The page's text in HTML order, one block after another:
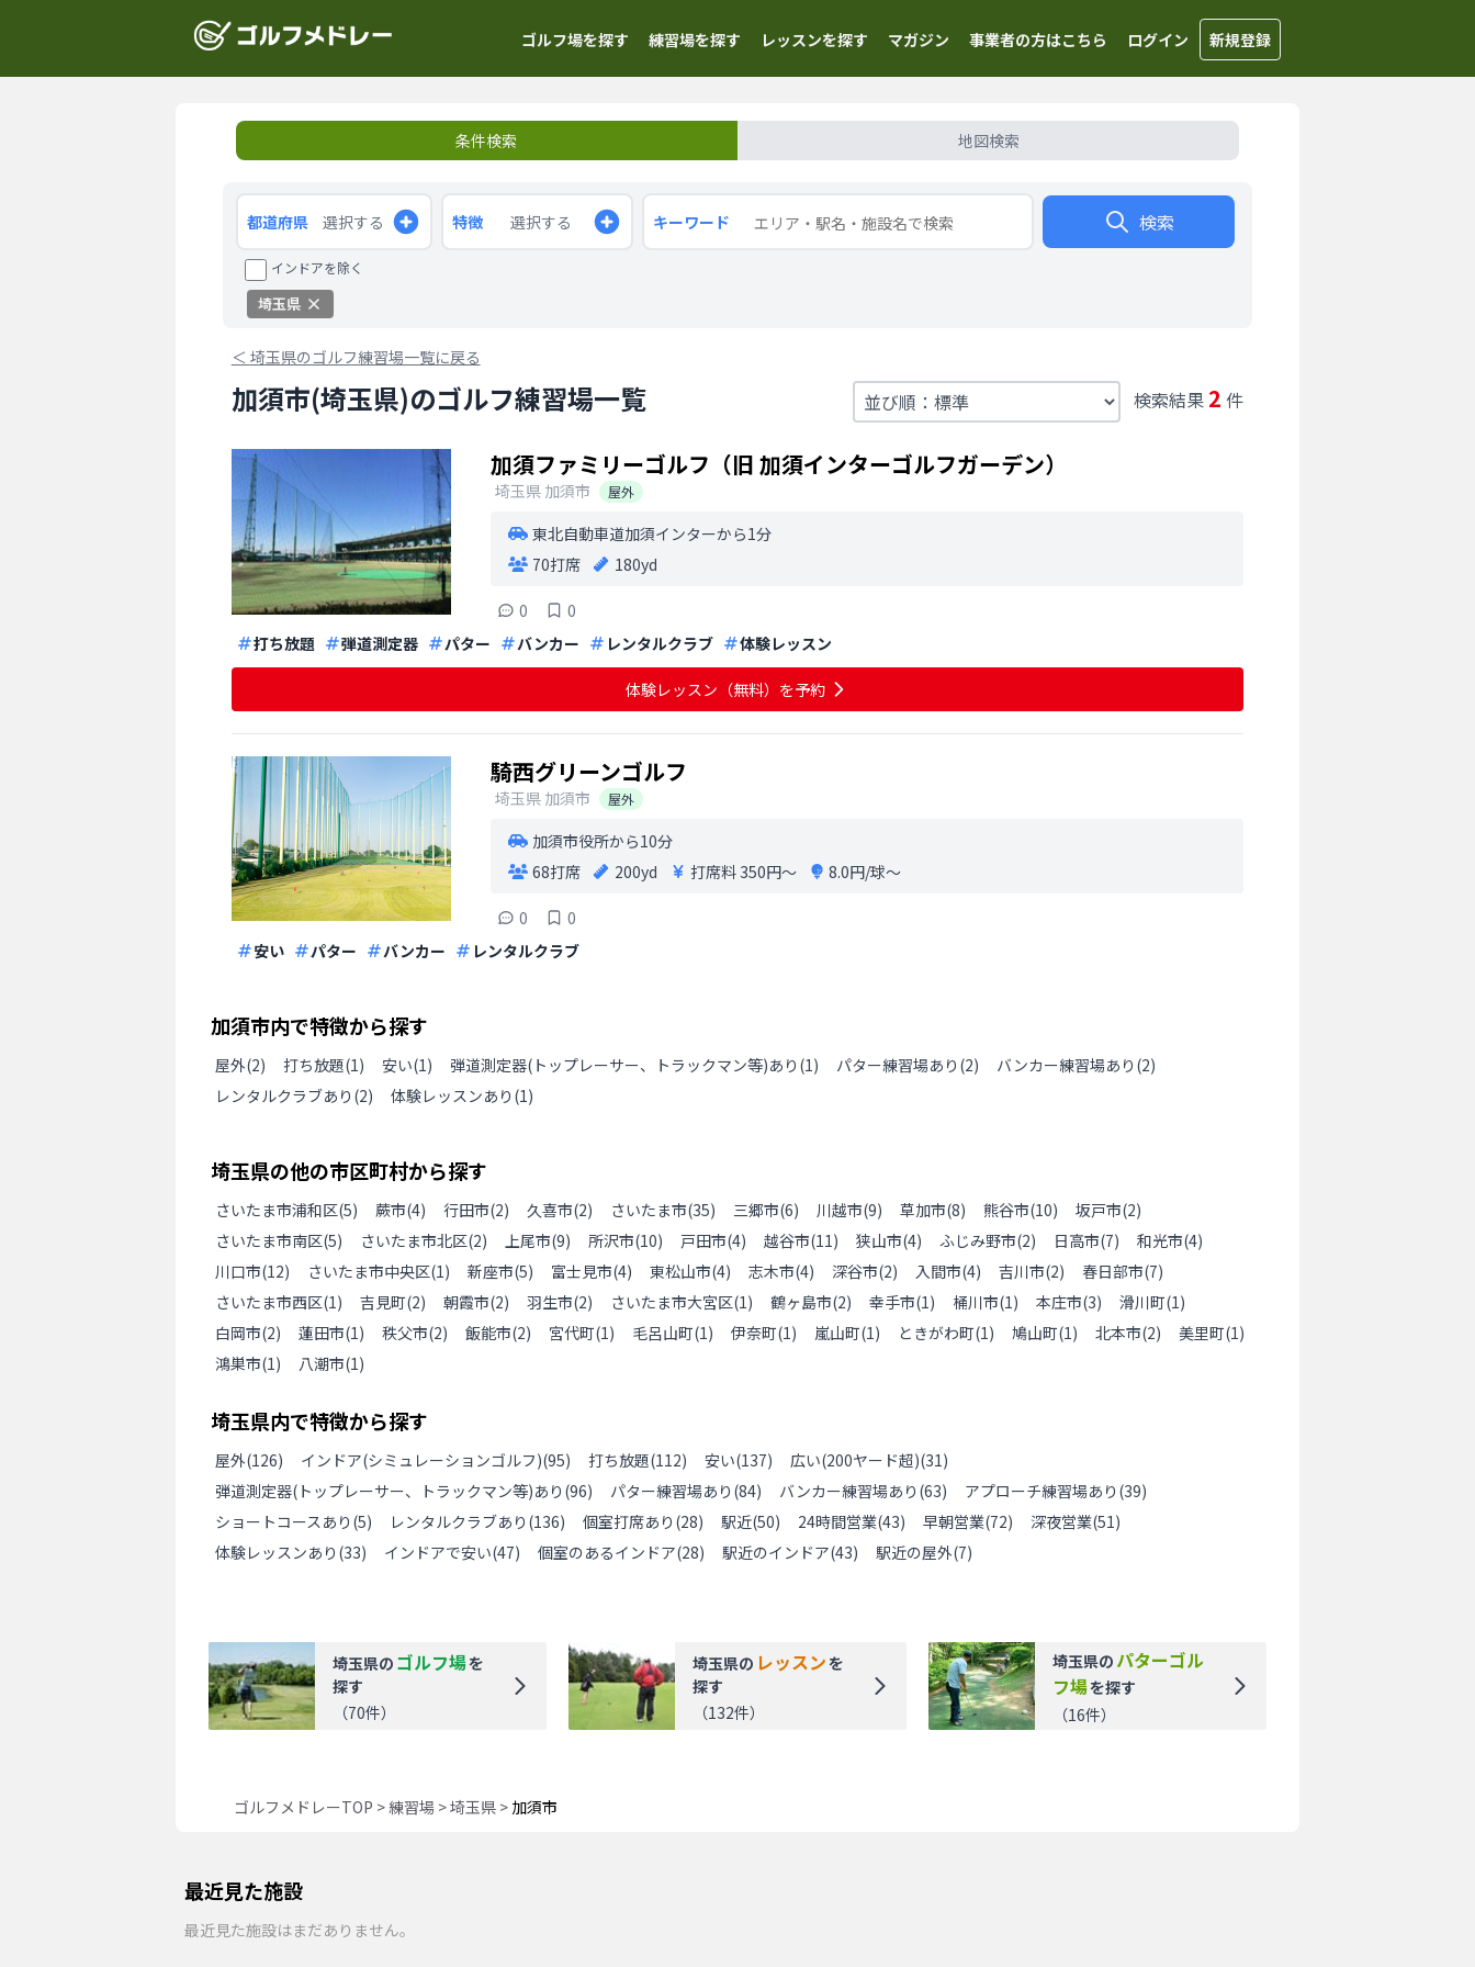
ゴルフ場を探す 練習場を探す レッスンを探す マガジン 事業者の方はこちら ログイン 新規登録
条件検索 地図検索
都道府県 選択する 特徴 選択する キーワード 検索
インドアを除く
埼玉県
＜ 埼玉県のゴルフ練習場一覧に戻る
加須市(埼玉県)のゴルフ練習場一覧 検索結果 2 件
加須ファミリーゴルフ（旧 加須インターゴルフガーデン）
埼玉県 加須市 屋外
東北自動車道加須インターから1分
70打席
180yd
0
0
打ち放題
弾道測定器 パター バンカー レンタルクラブ 体験レッスン
体験レッスン（無料）を予約
騎西グリーンゴルフ
埼玉県 加須市 屋外
加須市役所から10分
68打席
200yd 打席料 350円〜 8.0円/球〜
0
0
安い
パター バンカー レンタルクラブ
加須市内で特徴から探す
屋外(2) 打ち放題(1) 安い(1) 弾道測定器(トップレーサー、トラックマン等)あり (1) パター練習場あり (2) バンカー練習場あり (2)
レンタルクラブあり (2) 体験レッスンあり (1)
埼玉県の他の市区町村から探す
さいたま市浦和区(5) 蕨市(4) 行田市(2) 久喜市(2) さいたま市(35) 三郷市(6) 川越市(9) 草加市(8) 熊谷市(10) 坂戸市(2)
さいたま市南区(5) さいたま市北区(2) 上尾市(9) 所沢市(10) 戸田市(4) 越谷市(11) 狭山市(4) ふじみ野市(2) 日高市(7) 和光市(4)
川口市(12) さいたま市中央区(1) 新座市(5) 富士見市(4) 東松山市(4) 志木市(4) 深谷市(2) 入間市(4) 吉川市(2) 春日部市(7)
さいたま市西区(1) 吉見町(2) 朝霞市(2) 羽生市(2) さいたま市大宮区(1) 鶴ヶ島市(2) 幸手市(1) 桶川市(1) 本庄市(3) 滑川町(1)
白岡市(2) 蓮田市(1) 秩父市(2) 飯能市(2) 宮代町(1) 毛呂山町(1) 伊奈町(1) 嵐山町(1) ときがわ町(1) 鳩山町(1) 北本市(2) 美里町(1)
鴻巣市(1) 八潮市(1)
埼玉県内で特徴から探す
屋外(126) インドア(シミュレーションゴルフ)(95) 打ち放題(112) 安い(137) 広い(200ヤード超)(31)
弾道測定器(トップレーサー、トラックマン等)あり (96) パター練習場あり (84) バンカー練習場あり (63) アプローチ練習場あり (39)
ショートコースあり (5) レンタルクラブあり (136) 個室打席あり (28) 駅近(50) 24時間営業(43) 早朝営業(72) 深夜営業(51)
体験レッスンあり (33) インドアで安い(47) 個室のあるインドア(28) 駅近のインドア(43) 駅近の屋外(7)
埼玉県の ゴルフ場を
探す
（70件）
埼玉県の レッスンを
探す
（132件）
埼玉県の パターゴル
フ場を探す
（16件）
ゴルフメドレーTOP >練習場 >埼玉県> 加須市
最近見た施設
最近見た施設はまだありません。